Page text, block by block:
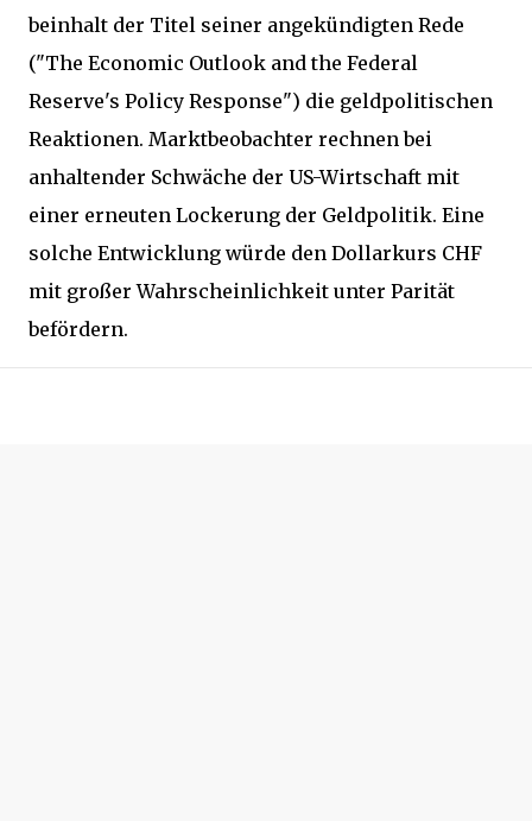
beinhalt der Titel seiner angekündigten Rede
("The Economic Outlook and the Federal
Reserve's Policy Response") die geldpolitischen
Reaktionen. Marktbeobachter rechnen bei
anhaltender Schwäche der US-Wirtschaft mit
einer erneuten Lockerung der Geldpolitik. Eine
solche Entwicklung würde den Dollarkurs CHF
mit großer Wahrscheinlichkeit unter Parität
befördern.